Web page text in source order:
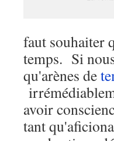
faut souhaiter
temps. Si
qu'arènes de
avoir
tant